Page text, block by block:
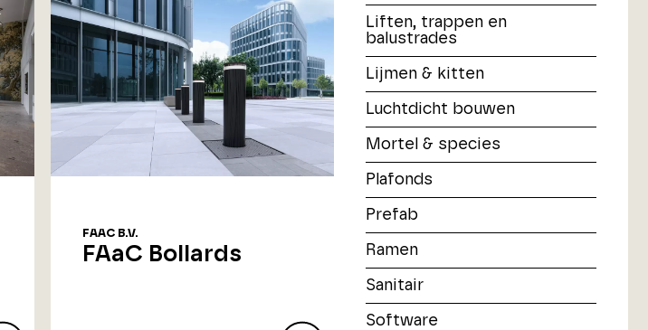
Liften, trappen en
balustrades
Lijmen & kitten
Luchtdicht bouwen
Mortel & species
Plafonds
Prefab
Ramen
Sanitair
Software
FAAC B.V.
FAaC Bollards